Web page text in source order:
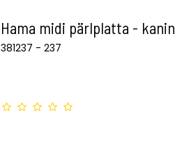
Hama midi pärlplatta - kanin
381237 - 237